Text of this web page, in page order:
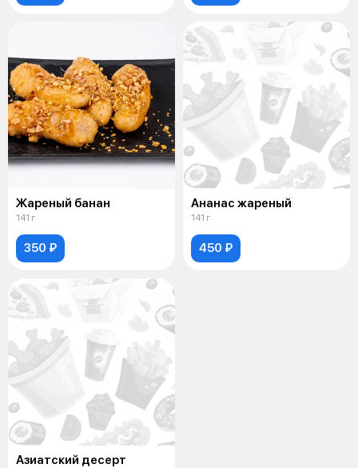
Жареный банан
141 г
350 ₽
Ананас жареный
141 г
450 ₽
Азиатский десерт